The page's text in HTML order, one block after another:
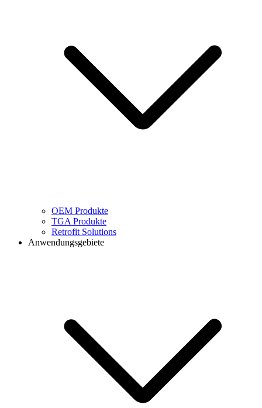
OEM Produkte
TGA Produkte
Retrofit Solutions
Anwendungsgebiete